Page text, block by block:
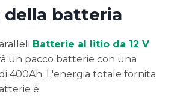
della batteria
Batterie al litio da 12 V
un pacco batterie con una
400Ah. L'energia totale fornita
è: